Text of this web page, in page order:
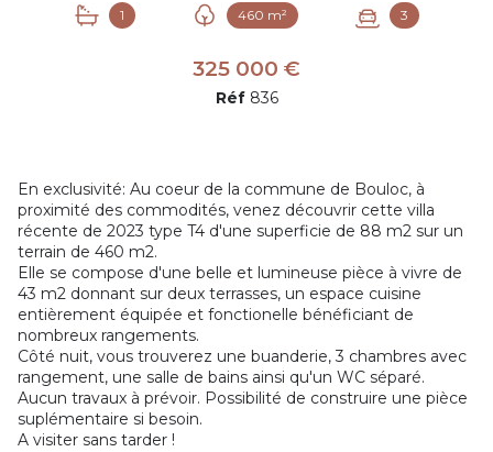
1 460 m² 3
325 000 €
Réf 836
En exclusivité: Au coeur de la commune de Bouloc, à
proximité des commodités, venez découvrir cette villa
récente de 2023 type T4 d'une superficie de 88 m2 sur un
terrain de 460 m2.
Elle se compose d'une belle et lumineuse pièce à vivre de
43 m2 donnant sur deux terrasses, un espace cuisine
entièrement équipée et fonctionelle bénéficiant de
nombreux rangements.
Côté nuit, vous trouverez une buanderie, 3 chambres avec
rangement, une salle de bains ainsi qu'un WC séparé.
Aucun travaux à prévoir. Possibilité de construire une pièce
suplémentaire si besoin.
A visiter sans tarder !